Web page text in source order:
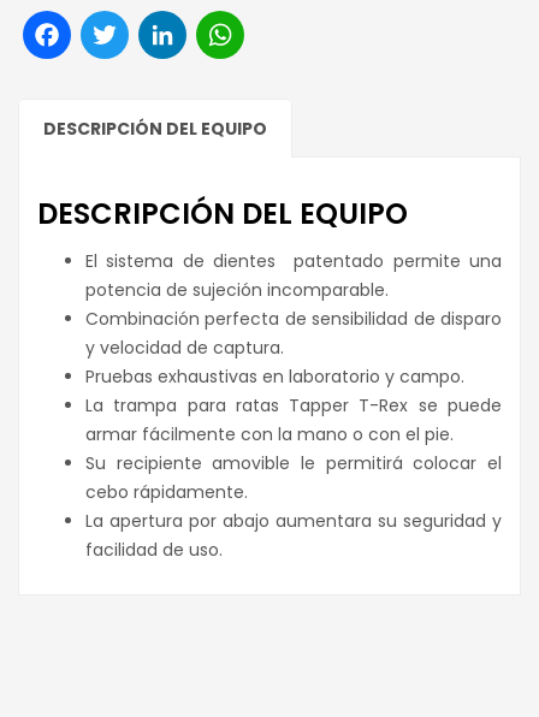
Facebook
TwitterLinkedIn
DESCRIPCIÓN DEL EQUIPO
DESCRIPCIÓN DEL EQUIPO
El sistema de dientes patentado permite una
potencia de sujeción incomparable.
Combinación perfecta de sensibilidad de disparo
y velocidad de captura.
Pruebas exhaustivas en laboratorio y campo.
La trampa para ratas Tapper T-Rex se puede
armar fácilmente con la mano o con el pie.
Su recipiente amovible le permitirá colocar el
cebo rápidamente.
La apertura por abajo aumentara su seguridad y
facilidad de uso.